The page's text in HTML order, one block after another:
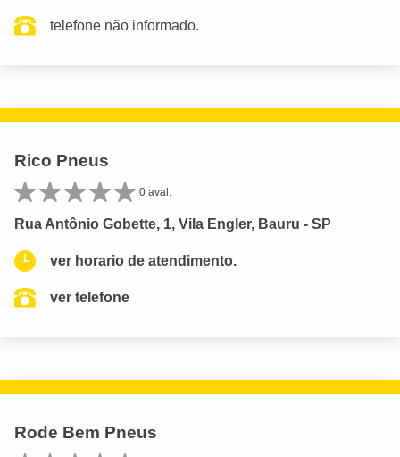
telefone não informado.
Rico Pneus
0 aval.
Rua Antônio Gobette, 1, Vila Engler, Bauru - SP
ver horario de atendimento.
ver telefone
Rode Bem Pneus